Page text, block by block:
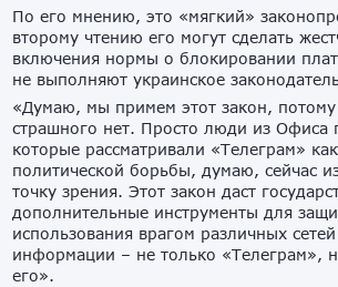
По его мнению, это «мягкий»
второму чтению его могут сделать
включения нормы о блокировании
не выполняют украинское
«Думаю, мы примем этот закон, потому
страшного нет. Просто люди из Офиса
которые рассматривали «Телеграм»
политической борьбы, думаю, сейчас
точку зрения. Этот закон даст
дополнительные инструменты для
использования врагом различных
информации – не только «Телеграм»,
его».